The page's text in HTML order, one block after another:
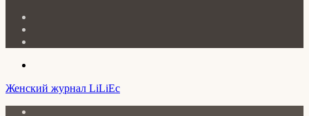
Женский журнал LiLiEc